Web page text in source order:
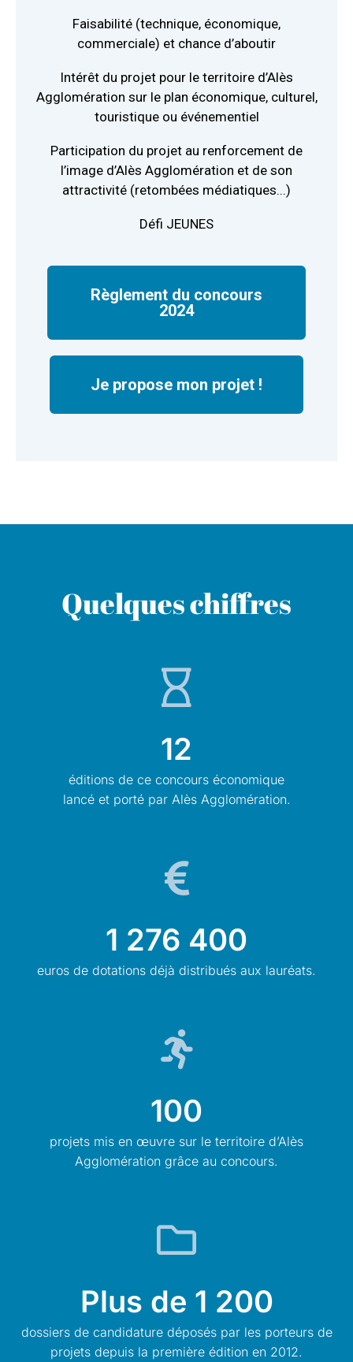
Faisabilité (technique, économique,
commerciale) et chance d’aboutir
Intérêt du projet pour le territoire d’Alès
Agglomération sur le plan économique, culturel,
touristique ou événementiel
Participation du projet au renforcement de
l’image d’Alès Agglomération et de son
attractivité (retombées médiatiques...)
Défi JEUNES
Règlement du concours
2024
Je propose mon projet !
Quelques chiffres​
12
éditions de ce concours économique
lancé et porté par Alès Agglomération.
1 276 400
euros de dotations déjà distribués aux lauréats.
100
projets mis en œuvre sur le territoire d’Alès
Agglomération grâce au concours.
Plus de 1 200
dossiers de candidature déposés par les porteurs de
projets depuis la première édition en 2012.